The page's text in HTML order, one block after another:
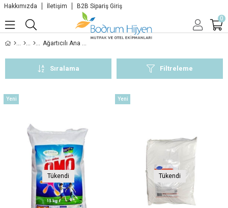
Hakkımızda İletişim
B2B Sipariş Giriş
0
Ağartıcılı Ana Yıkama Deterjanları
Filtreleme
Sıralama
Tükendi
Yeni
Tükendi
Yeni